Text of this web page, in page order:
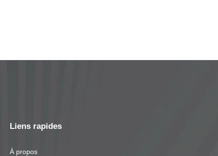
Liens rapides
À propos